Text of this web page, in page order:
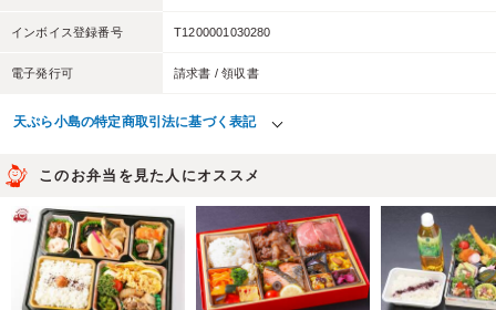
インボイス登録番号 T1200001030280
電子発行可 請求書 / 領収書
天ぷら小島の特定商取引法に基づく表記
このお弁当を見た人にオススメ